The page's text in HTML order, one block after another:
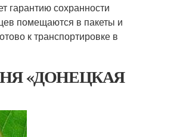
гарантию сохранности
помещаются в пакеты и
к транспортировке в
«ДОНЕЦКАЯ